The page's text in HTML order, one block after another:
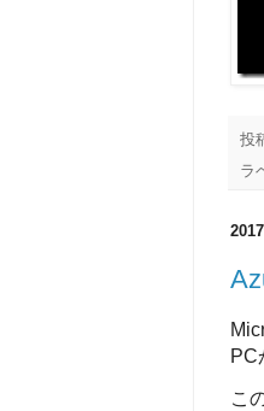
投
ラ
PC
こ